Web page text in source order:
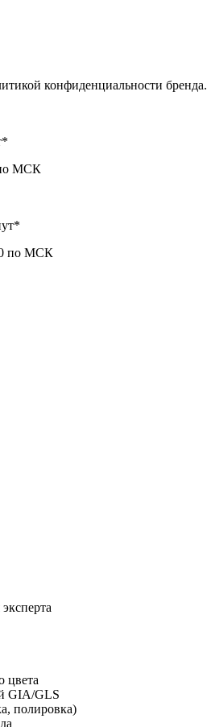
конфиденциальности бренда.
по МСК
по МСК
цвета
GIA/GLS
полировка)